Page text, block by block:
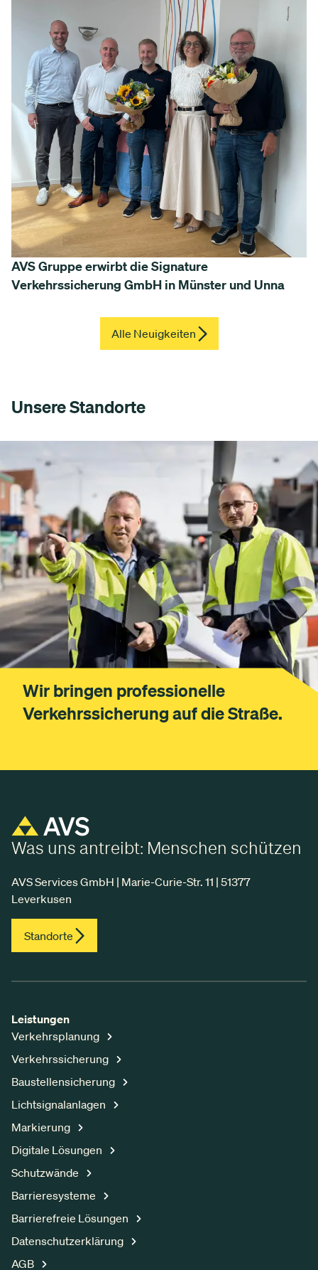
AVS Gruppe erwirbt die Signature
Verkehrssicherung GmbH in Münster und Unna
Alle Neuigkeiten
Unsere Standorte
Wir bringen professionelle
Verkehrssicherung auf die Straße.
Was uns antreibt: Menschen schützen
AVS Services GmbH | Marie-Curie-Str. 11 | 51377
Leverkusen
Standorte
Leistungen
Verkehrsplanung
Verkehrssicherung
Baustellensicherung
Lichtsignalanlagen
Markierung
Digitale Lösungen
Schutzwände
Barrieresysteme
Barrierefreie Lösungen
Datenschutzerklärung
AGB